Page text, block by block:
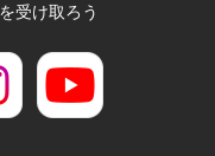
受け取ろう